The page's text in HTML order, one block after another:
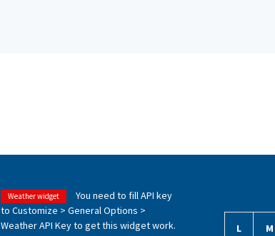
Weather widget
You need to fill API key
to Customize > General Options >
Weather API Key to get this widget work.
L M